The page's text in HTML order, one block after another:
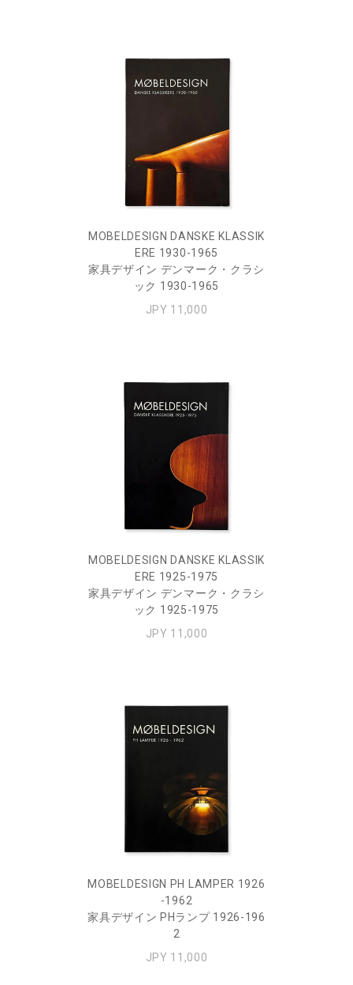
MOBELDESIGN DANSKE KLASSIK
ERE 1930-1965
家具デザイン デンマーク・クラシ
ック 1930-1965
JPY 11,000
MOBELDESIGN DANSKE KLASSIK
ERE 1925-1975
家具デザイン デンマーク・クラシ
ック 1925-1975
JPY 11,000
MOBELDESIGN PH LAMPER 1926
-1962
家具デザイン PHランプ 1926-196
2
JPY 11,000